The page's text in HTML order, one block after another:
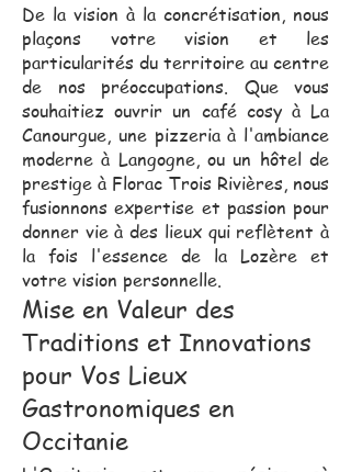
De la vision à la concrétisation, nous
plaçons votre vision et les
particularités du territoire au centre
de nos préoccupations. Que vous
souhaitiez ouvrir un café cosy à La
Canourgue, une pizzeria à l'ambiance
moderne à Langogne, ou un hôtel de
prestige à Florac Trois Rivières, nous
fusionnons expertise et passion pour
donner vie à des lieux qui reflètent à
la fois l'essence de la Lozère et
votre vision personnelle.
Mise en Valeur des
Traditions et Innovations
pour Vos Lieux
Gastronomiques en
Occitanie